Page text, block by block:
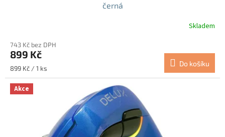
černá
produktu
je
4,8
5
hvězdiček.
Skladem
743 Kč bez DPH
899 Kč
Měrná
cena:
899 Kč / 1 ks
Do košíku
Akce